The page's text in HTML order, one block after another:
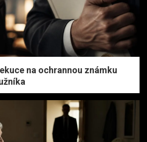
na ochrannou známku